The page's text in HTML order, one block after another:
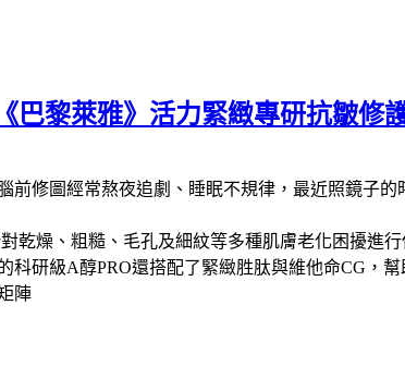
巴黎萊雅》活力緊緻專研抗皺修
修圖經常熬夜追劇、睡眠不規律，最近照鏡子
乾燥、粗糙、毛孔及細紋等多種肌膚老化困擾進
研級A醇PRO還搭配了緊緻胜肽與維他命CG，
陣